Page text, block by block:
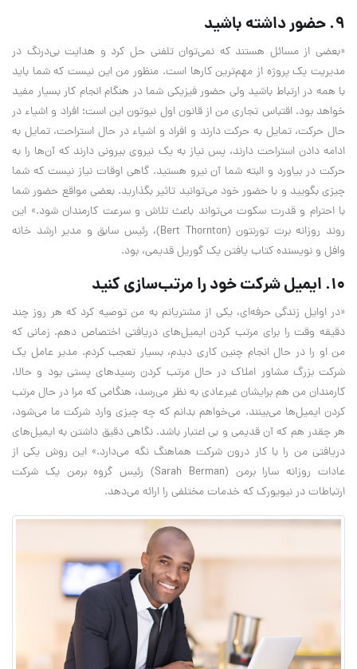
۹. حضور داشته باشید
«بعضی از مسائل هستند که نمی‌توان تلفنی حل کرد و هدایت بی‌درنگ در
مدیریت یک پروژه از مهم‌ترین کار‌ها است. منظور من این نیست که شما باید
با همه در ارتباط باشید ولی حضور فیزیکی شما در هنگام انجام کار بسیار مفید
خواهد بود. اقتباس تجاری من از قانون اول نیوتون این است؛ افراد و اشیاء در
حال حرکت، تمایل به حرکت دارند و افراد و اشیاء در حال استراحت، تمایل به
ادامه دادن استراحت دارند، پس نیاز به یک نیروی بیرونی دارند که آن‌ها را به
حرکت در بیاورد و البته شما آن نیرو هستید. گاهی اوقات نیاز نیست که شما
چیزی بگویید و با حضور خود می‌توانید تاثیر بگذارید. بعضی مواقع حضور شما
با احترام و قدرت سکوت می‌تواند باعث تلاش و سرعت کارمندان شود.» این
روند روزانه برت تورنتون (Bert Thornton)، رئيس سابق و مدیر ارشد خانه
وافل و نویسنده کتاب یافتن یک گوریل قدیمی، بود.
۱۰. ایمیل شرکت خود را مرتب‌سازی کنید
«در اوایل زندگی حرفه‌ای، یکی از مشتریانم به من توصیه کرد که هر روز چند
دقیقه وقت را برای مرتب کردن ایمیل‌های دریافتی اختصاص دهم. زمانی که
من او را در حال انجام چنین کاری دیدم، بسیار تعجب کردم. مدیر عامل یک
شرکت بزرگ مشاور املاک در حال مرتب کردن رسید‌های پستی بود و حالا،
کارمندان من هم برایشان غیر‌عادی به نظر می‌رسد، هنگامی که مرا در حال مرتب
کردن ایمیل‌ها می‌بینند. می‌خواهم بدانم که چه چیزی وارد شرکت ما می‌شود،
هر چقدر هم که آن قدیمی و بی اعتبار باشد. نگاهی دقیق داشتن به ایمیل‌های
دریافتی من را با کار درون شرکت هماهنگ نگه می‌دارد.»‌ این روش یکی از
عادات روزانه سارا برمن (Sarah Berman) رئیس گروه برمن یک شرکت
ارتباطات در نیویورک که خدمات مختلفی را ارائه می‌دهد.